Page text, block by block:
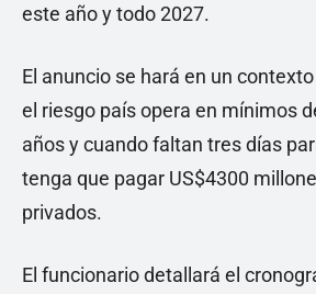
este año y todo 2027.
El anuncio se hará en un
el riesgo país opera en mínimos
años y cuando faltan tres días
tenga que pagar US$4300
privados.
El funcionario detallará el